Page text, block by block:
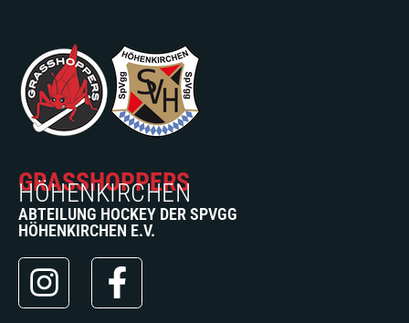
GRASSHOPPERS
HÖHENKIRCHEN
ABTEILUNG HOCKEY DER SPVGG
HÖHENKIRCHEN E.V.